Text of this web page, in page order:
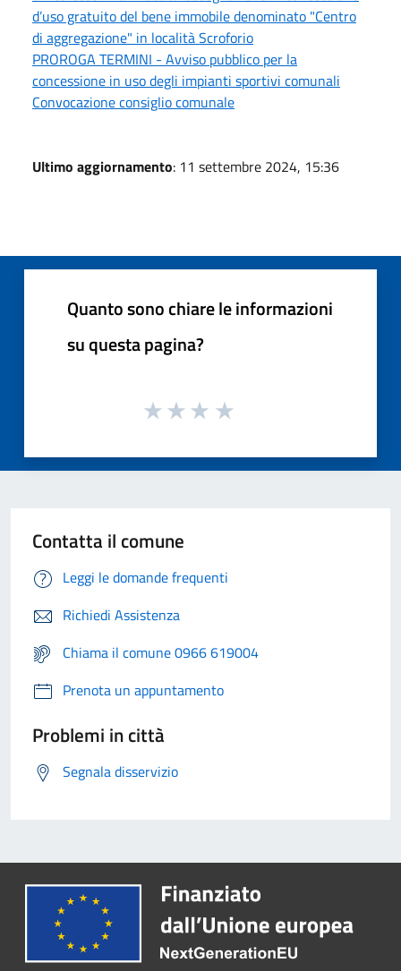
d’uso gratuito del bene immobile denominato "Centro
di aggregazione" in località Scroforio
PROROGA TERMINI - Avviso pubblico per la
concessione in uso degli impianti sportivi comunali
Convocazione consiglio comunale
Ultimo aggiornamento: 11 settembre 2024, 15:36
Quanto sono chiare le informazioni
su questa pagina?
Contatta il comune
Leggi le domande frequenti
Richiedi Assistenza
Chiama il comune 0966 619004
Prenota un appuntamento
Problemi in città
Segnala disservizio